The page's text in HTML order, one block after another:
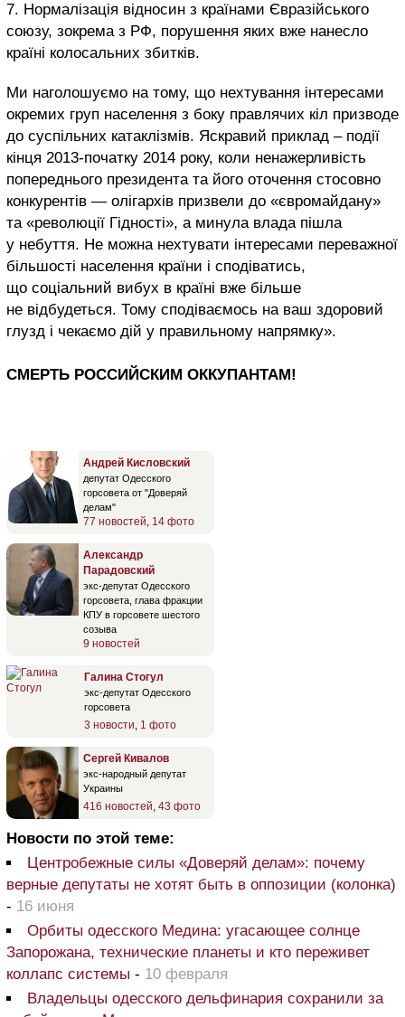
7. Нормалізація відносин з країнами Євразійського
союзу, зокрема з РФ, порушення яких вже нанесло
країні колосальних збитків.
Ми наголошуємо на тому, що нехтування інтересами
окремих груп населення з боку правлячих кіл призводе
до суспільних катаклізмів. Яскравий приклад – події
кінця 2013-початку 2014 року, коли ненажерливість
попереднього президента та його оточення стосовно
конкурентів — олігархів призвели до «євромайдану»
та «революції Гідності», а минула влада пішла
у небуття. Не можна нехтувати інтересами переважної
більшості населення країни і сподіватись,
що соціальний вибух в країні вже більше
не відбудеться. Тому сподіваємось на ваш здоровий
глузд і чекаємо дій у правильному напрямку».
СМЕРТЬ РОССИЙСКИМ ОККУПАНТАМ!
Андрей Кисловский
депутат Одесского
горсовета от "Доверяй
делам"
77 новостей, 14 фото
Александр
Парадовский
экс-депутат Одесского
горсовета, глава фракции
КПУ в горсовете шестого
созыва
9 новостей
Галина Стогул
экс-депутат Одесского
горсовета
3 новости, 1 фото
Сергей Кивалов
экс-народный депутат
Украины
416 новостей, 43 фото
Новости по этой теме:
Центробежные силы «Доверяй делам»: почему
верные депутаты не хотят быть в оппозиции (колонка)
- 16 июня
Орбиты одесского Медина: угасающее солнце
Запорожана, технические планеты и кто переживет
коллапс системы - 10 февраля
Владельцы одесского дельфинария сохранили за